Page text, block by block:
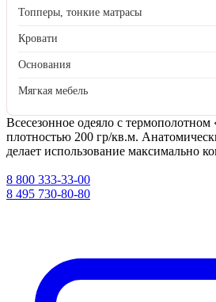
Топперы, тонкие матрасы
Кровати
Основания
Мягкая мебель
Всесезонное одеяло с
плотностью 200 гр/кв.м.
делает использование максимально
8 800 333-33-00
8 495 730-80-80